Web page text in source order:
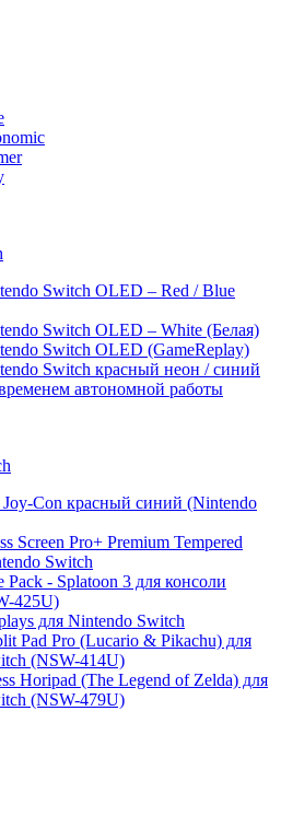
Switch OLED – Red / Blue
Switch OLED – White (Белая)
Switch OLED (GameReplay)
Switch красный неон / синий
автономной работы
Con красный синий (Nintendo
Screen Pro+ Premium Tempered
Switch
- Splatoon 3 для консоли
425U)
для Nintendo Switch
Pad Pro (Lucario & Pikachu) для
(NSW-414U)
Horipad (The Legend of Zelda) для
(NSW-479U)